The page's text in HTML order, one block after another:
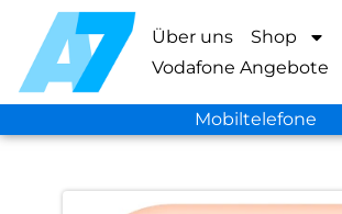
Über uns Shop
Vodafone Angebote
Mobiltelefone